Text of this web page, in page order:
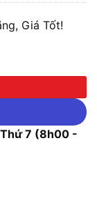
Giá Tốt!
Thứ 7 (8h00 -